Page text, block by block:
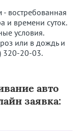
востребованная
и времени суток.
условия.
или в дождь и
320-20-03.
авто
заявка: